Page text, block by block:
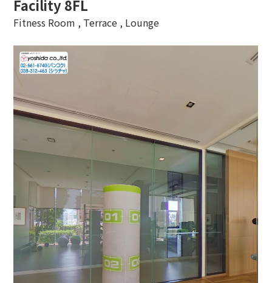
Facility 8FL
Fitness Room , Terrace , Lounge